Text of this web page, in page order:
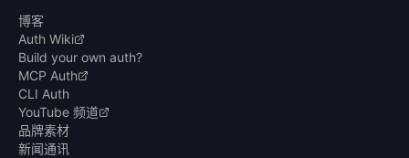
博客
Auth Wiki
Build your own auth?
MCP Auth
CLI Auth
YouTube 频道
品牌素材
新闻通讯